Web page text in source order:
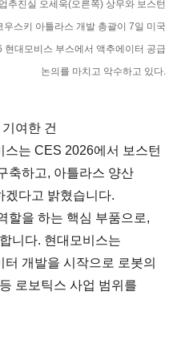
추진실 오세욱(오른쪽) 상무와 보스턴
우스키 아틀라스 개발 총괄이 7일 미국
대모비스 부스에서 액추에이터 공급
논의를 마치고 악수하고 있다.
여한 건
는 CES 2026에서 보스턴
축하고, 아틀라스 양산
겠다고 밝혔습니다.
할을 하는 핵심 부품으로,
니다. 현대모비스는
개발을 시작으로 로봇의
로보틱스 사업 범위를